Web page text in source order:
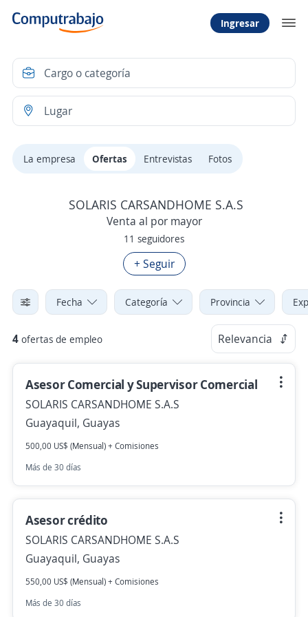
Ingresar
La empresa Ofertas Entrevistas Fotos
SOLARIS CARSANDHOME S.A.S
Venta al por mayor
11 seguidores
+ Seguir
Fecha Categoría Provincia
4 ofertas de empleo Relevancia
Asesor Comercial y Supervisor Comercial
SOLARIS CARSANDHOME S.A.S
Guayaquil, Guayas
500,00 US$ (Mensual) + Comisiones
Más de 30 días
Asesor crédito
SOLARIS CARSANDHOME S.A.S
Guayaquil, Guayas
550,00 US$ (Mensual) + Comisiones
Más de 30 días